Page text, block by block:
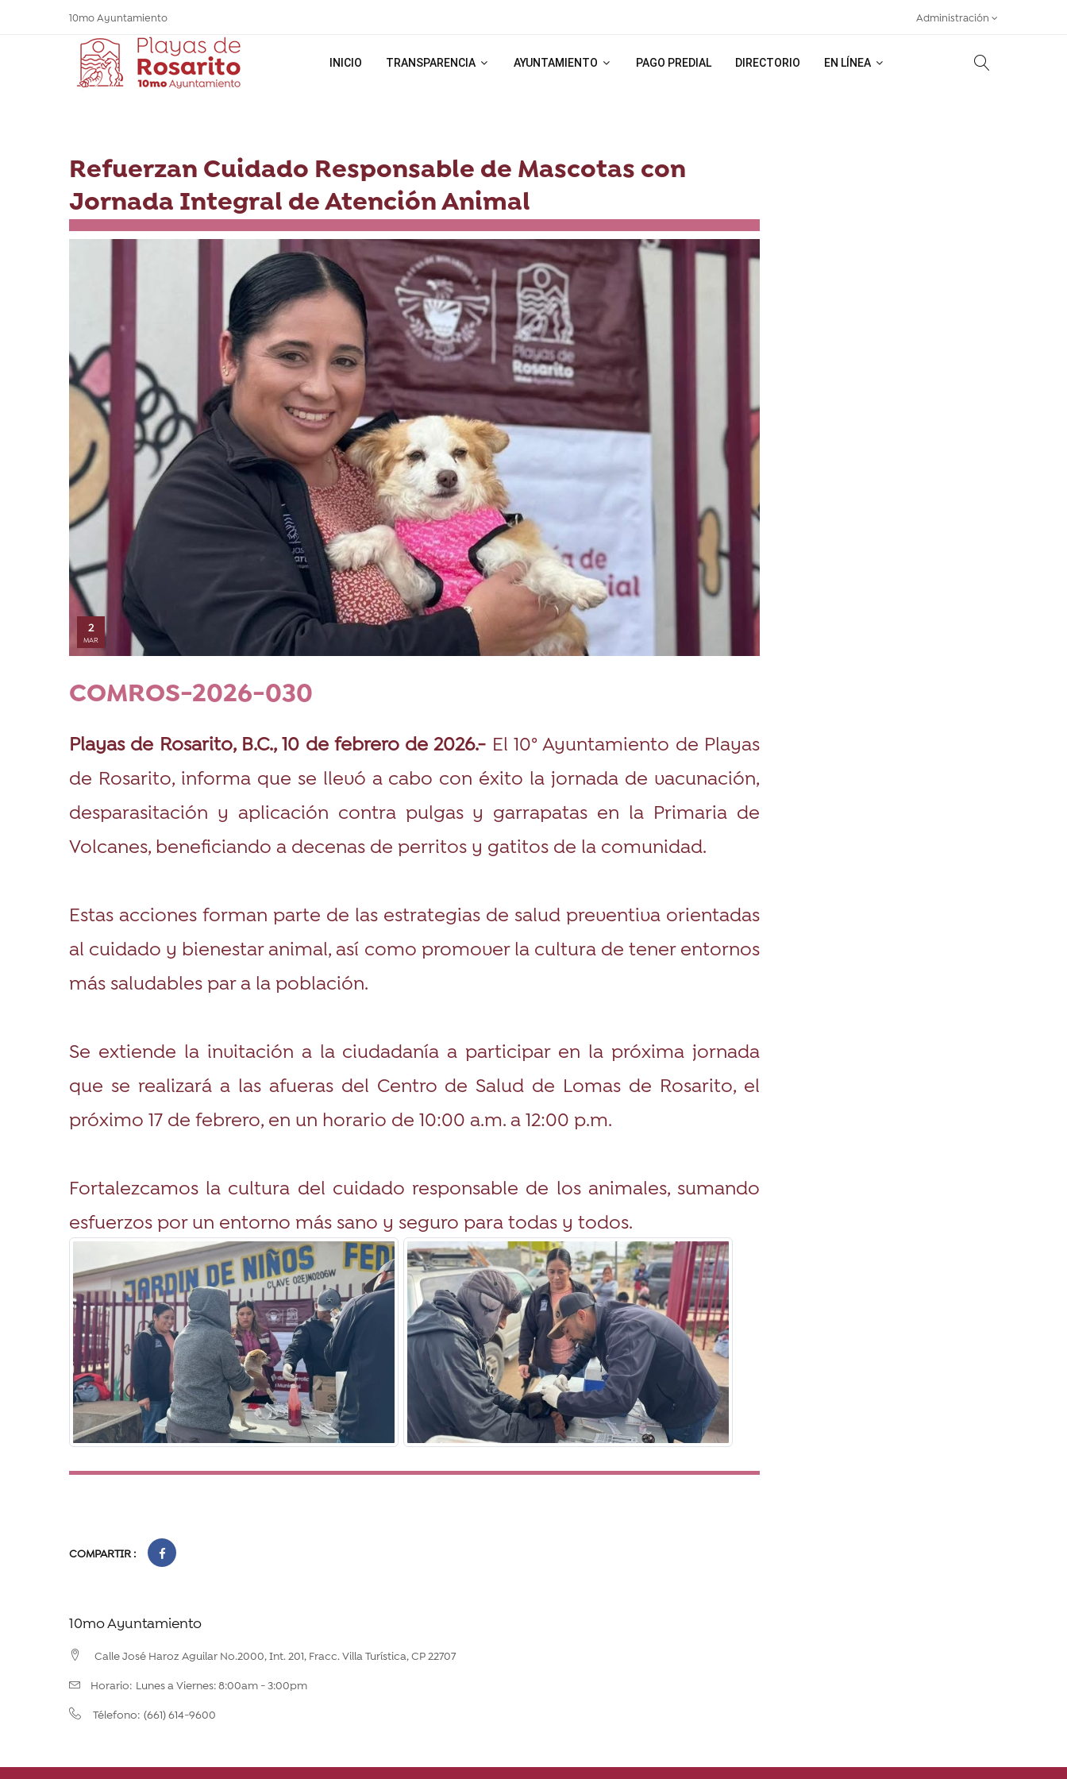
10mo Ayuntamiento Administración
INICIO TRANSPARENCIA AYUNTAMIENTO PAGO PREDIAL DIRECTORIO EN LÍNEA
Refuerzan Cuidado Responsable de Mascotas con
Jornada Integral de Atención Animal
2
MAR
COMROS-2026-030
Playas de Rosarito, B.C., 10 de febrero de 2026.- El 10° Ayuntamiento de Playas
de Rosarito, informa que se llevó a cabo con éxito la jornada de vacunación,
desparasitación y aplicación contra pulgas y garrapatas en la Primaria de
Volcanes, beneficiando a decenas de perritos y gatitos de la comunidad.
Estas acciones forman parte de las estrategias de salud preventiva orientadas
al cuidado y bienestar animal, así como promover la cultura de tener entornos
más saludables par a la población.
Se extiende la invitación a la ciudadanía a participar en la próxima jornada
que se realizará a las afueras del Centro de Salud de Lomas de Rosarito, el
próximo 17 de febrero, en un horario de 10:00 a.m. a 12:00 p.m.
Fortalezcamos la cultura del cuidado responsable de los animales, sumando
esfuerzos por un entorno más sano y seguro para todas y todos.
COMPARTIR :
10mo Ayuntamiento
Calle José Haroz Aguilar No.2000, Int. 201, Fracc. Villa Turística, CP 22707
Horario: Lunes a Viernes: 8:00am - 3:00pm
Télefono: (661) 614-9600